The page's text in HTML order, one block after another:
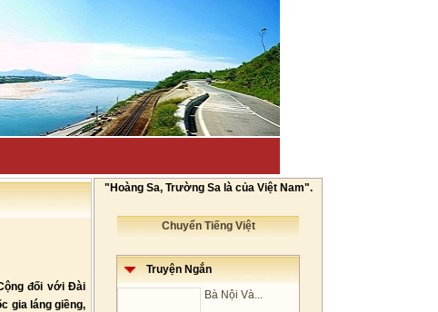
đối với Đài
gia láng giềng,
"Hoàng Sa, Trường Sa là của Việt Nam".
Chuyển Tiếng Việt
Truyện Ngắn
Bà Nội Và...